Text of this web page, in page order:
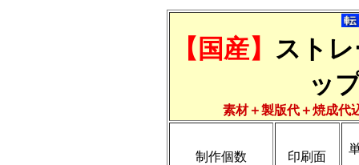
【国産】 スト
ッ
素材＋製版代＋焼成代
制作個数 印刷面